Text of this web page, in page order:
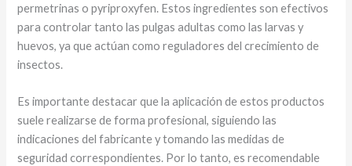
permetrinas o pyriproxyfen. Estos ingredientes son efectivos
para controlar tanto las pulgas adultas como las larvas y
huevos, ya que actúan como reguladores del crecimiento de
insectos.
Es importante destacar que la aplicación de estos productos
suele realizarse de forma profesional, siguiendo las
indicaciones del fabricante y tomando las medidas de
seguridad correspondientes. Por lo tanto, es recomendable